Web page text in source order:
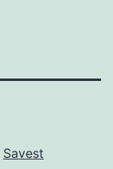
Savest